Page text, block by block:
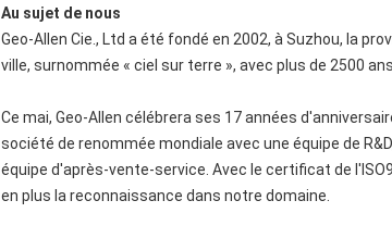
Au sujet de nous
Geo-Allen Cie., Ltd a été fondé en 2002, à Suzhou, la
ville, surnommée « ciel sur terre », avec plus de 2500
Ce mai, Geo-Allen célébrera ses 17 années
société de renommée mondiale avec une équipe de
équipe d'après-vente-service. Avec le certificat de
en plus la reconnaissance dans notre domaine.